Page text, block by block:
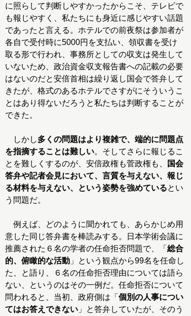
に照らして判断しやすかったからこそ、テレビで
も報じやすく、私たちにも身近に感じやすい話題
であったと言える。ホテルでの前夜祭は参加者が
各自で受付時に5000円を支払い、領収書を受け
取る形で行われ、事務所としての収支は発生して
いないため、政治資金収支報告書への記載の必要
はないのだと安倍首相は繰り返し国会で答弁して
きたが、格式のあるホテルでさすがにそういうこ
とはあり得ないだろうと私たちは判断することが
できた。
しかし多くの問題はより複雑で、端的に問題点
を指摘することは難しい。そしてさらに報じるこ
とを難しくするのが、安倍政権も菅政権も、
国会
答弁や記者会見において、言質を与えない、報じ
る材料を与えない、という姿勢を強めているとい
う問題だ。
例えば、どのように聞かれても、あらかじめ用
意した同じ答弁書を棒読みする。日本学術会議に
推薦された６名の学者の任命拒否問題で、「 総合
的、俯瞰的な活動 」という観点から99名を任命し
た、と語り、６名の任命拒否理由については語ら
ない、というのはその一例だ。任命拒否について
問われると、当初、政府側は「 個別の人事につい
てはお答えできない 」と答弁していたが、そのう